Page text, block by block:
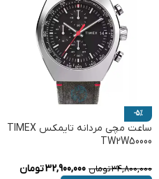
-5%
ساعت مچی مردانه تایمکس TIMEX
TW2W50000
34,800,000تومان 32,900,000تومان